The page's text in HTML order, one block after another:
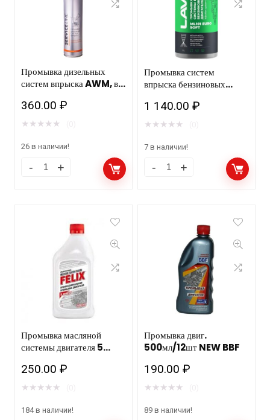
Промывка дизельных
систем впрыска AWM, в
360.00₽
★ ★ ★ ★ ★
26 в наличии!
Промывка систем
впрыска бензиновых
LAVR Petrol injection
1 140.00₽
★ ★ ★ ★ ★
7 в наличии!
Промывка масляной
системы двигателя 5
500 мл ТС/12шт.
250.00₽
★ ★ ★ ★ ★
184 в наличии!
Промывка двиг.
500мл/12шт NEW BBF
190.00₽
★ ★ ★ ★ ★
89 в наличии!